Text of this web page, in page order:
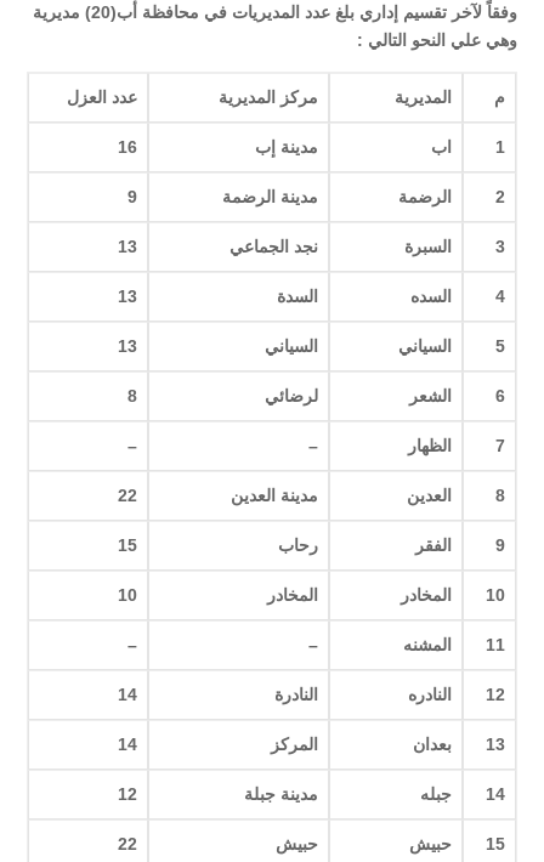
وفقاً لآخر تقسيم إداري بلغ عدد المديريات في محافظة أب(20) مديرية
وهي علي النحو التالي :
م المديرية مركز المديرية عدد العزل
1 اب مدينة إب 16
2 الرضمة مدينة الرضمة 9
3 السبرة نجد الجماعي 13
4 السده السدة 13
5 السياني السياني 13
6 الشعر لرضائي 8
7 الظهار –
–
8 العدين مدينة العدين 22
9 الفقر رحاب 15
10 المخادر المخادر 10
11 المشنه –
–
12 النادره النادرة 14
13 بعدان المركز 14
14 جبله مدينة جبلة 12
15 حبيش حبيش 22